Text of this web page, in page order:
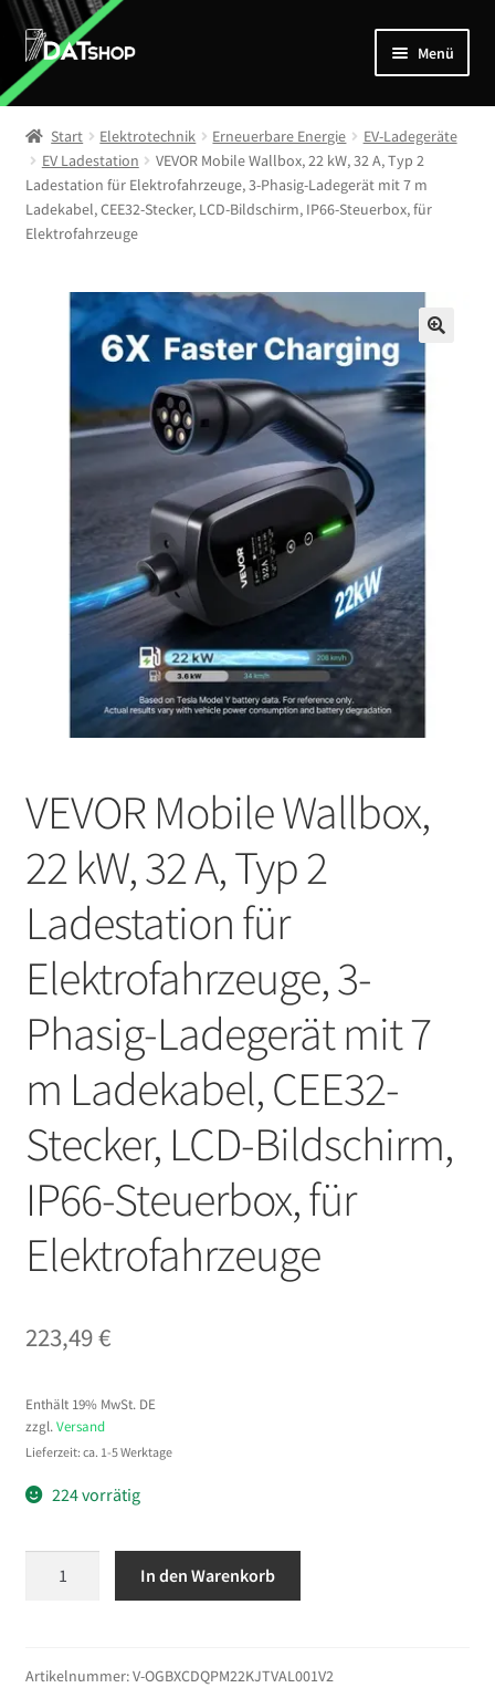
Zur
Navigation
springen
Zum
Inhalt
springen
Menü
Home
Shop
Mein Account
Start Elektrotechnik Erneuerbare Energie
EV-Ladegeräte
EV Ladestation
VEVOR Mobile Wallbox, 22 kW, 32 A, Typ 2
Ladestation für Elektrofahrzeuge, 3-Phasig-Ladegerät mit 7 m
Ladekabel, CEE32-Stecker, LCD-Bildschirm, IP66-Steuerbox, für
Elektrofahrzeuge
VEVOR Mobile Wallbox,
22 kW, 32 A, Typ 2
Ladestation für
Elektrofahrzeuge, 3-
Phasig-Ladegerät mit 7
m Ladekabel, CEE32-
Stecker, LCD-Bildschirm,
IP66-Steuerbox, für
Elektrofahrzeuge
223,49€
Enthält 19% MwSt. DE
zzgl. Versand
Lieferzeit: ca. 1-5 Werktage
224 vorrätig
kW,
In den Warenkorb
Artikelnummer:V-OGBXCDQPM22KJTVAL001V2